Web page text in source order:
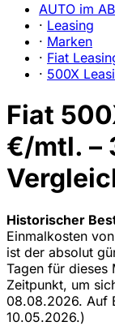
AUTO im
· Leasing
· Marken
· Fiat
· 500X
Fiat
€/mtl. –
Historischer
Einmalkosten
ist der absolut
Tagen für dieses
Zeitpunkt, um
08.08.2026. Auf
10.05.2026.)